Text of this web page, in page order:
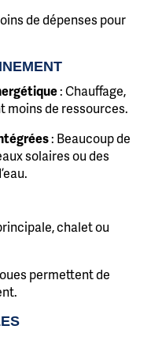
de dépenses pour
: Chauffage,
moins de ressources.
: Beaucoup de
solaires ou des
chalet ou
permettent de